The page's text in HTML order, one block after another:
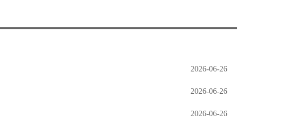
2026-06-26
2026-06-26
2026-06-26